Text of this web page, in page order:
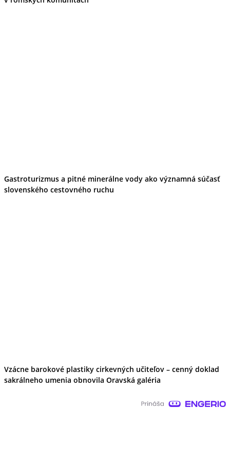
Gastroturizmus a pitné minerálne vody ako významná súčasť
slovenského cestovného ruchu
Vzácne barokové plastiky cirkevných učiteľov – cenný doklad
sakrálneho umenia obnovila Oravská galéria